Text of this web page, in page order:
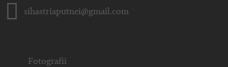
sihastriaputnei@gmail.com
Fotografii